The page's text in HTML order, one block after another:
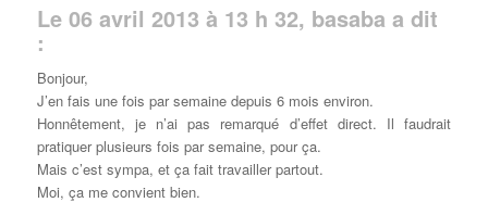
Le 06 avril 2013 à 13 h 32, basaba a dit
:
Bonjour,
J’en fais une fois par semaine depuis 6 mois environ.
Honnêtement, je n’ai pas remarqué d’effet direct. Il faudrait
pratiquer plusieurs fois par semaine, pour ça.
Mais c’est sympa, et ça fait travailler partout.
Moi, ça me convient bien.